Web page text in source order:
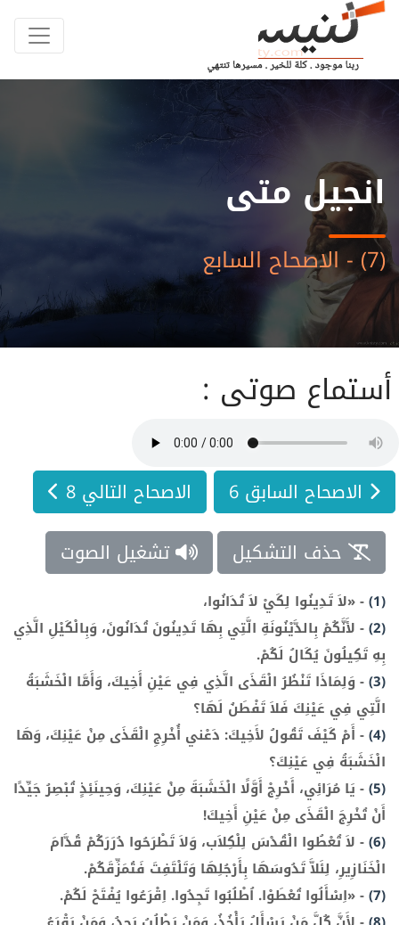
انجيل متى
(7) - الاصحاح السابع
أستماع صوتى :
الاصحاح السابق 6
الاصحاح التالي 8
حذف التشكيل
تشغيل الصوت
(1)
-«لاَ تَدِينُوا لِكَيْ لاَ تُدَانُوا،
(2)
- لأَنَّكُمْ بِالدَّيْنُونَةِ الَّتِي بِهَا تَدِينُونَ تُدَانُونَ، وَبِالْكَيْلِ الَّذِي
بِهِ تَكِيلُونَ يُكَالُ لَكُمْ.
(3)
- وَلِمَاذَا تَنْظُرُ الْقَذَى الَّذِي فِي عَيْنِ أَخِيكَ، وَأَمَّا الْخَشَبَةُ
الَّتِي فِي عَيْنِكَ فَلاَ تَفْطَنُ لَهَا؟
(4)
- أَمْ كَيْفَ تَقُولُ لأَخِيكَ: دَعْني أُخْرِجِ الْقَذَى مِنْ عَيْنِكَ، وَهَا
الْخَشَبَةُ فِي عَيْنِكَ؟
(5)
- يَا مُرَائِي، أَخْرِجْ أَوَّلًا الْخَشَبَةَ مِنْ عَيْنِكَ، وَحِينَئِذٍ تُبْصِرُ جَيِّدًا
أَنْ تُخْرِجَ الْقَذَى مِنْ عَيْنِ أَخِيكَ!
(6)
- لاَ تُعْطُوا الْقُدْسَ لِلْكِلاَب، وَلاَ تَطْرَحُوا دُرَرَكُمْ قُدَّامَ
الْخَنَازِيرِ، لِئَلاَّ تَدُوسَهَا بِأَرْجُلِهَا وَتَلْتَفِتَ فَتُمَزِّقَكُمْ.
(7)
-«اِسْأَلُوا تُعْطَوْا. اُطْلُبُوا تَجِدُوا. اِقْرَعُوا يُفْتَحْ لَكُمْ.